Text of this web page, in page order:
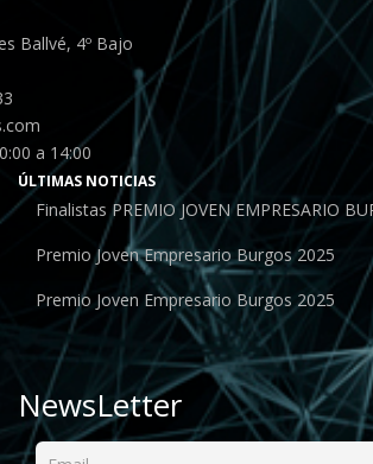
Ballvé, 4º Bajo
a 14:00
ÚLTIMAS NOTICIAS
Finalistas PREMIO JOVEN EMPRESARIO
Premio Joven Empresario Burgos 2025
Premio Joven Empresario Burgos 2025
NewsLetter